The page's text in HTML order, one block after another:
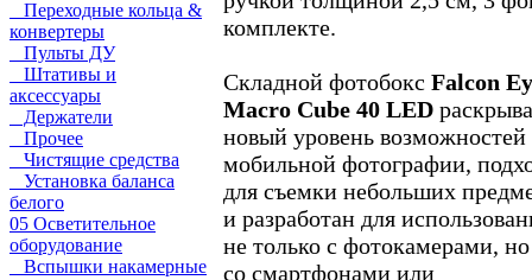
Переходные кольца &
конвертеры
Пульты ДУ
Штативы и
аксессуары
Держатели
Прочее
Чистящие средства
Установка баланса
белого
05 Осветительное
оборудование
Вспышки накамерные
комплекте.
Складной фотобокс Falcon
Macro Cube 40 LED
новый уровень возможностей
мобильной фотографии,
для съемки небольших
и разработан для
не только с фотокамерами,
со смартфонами или